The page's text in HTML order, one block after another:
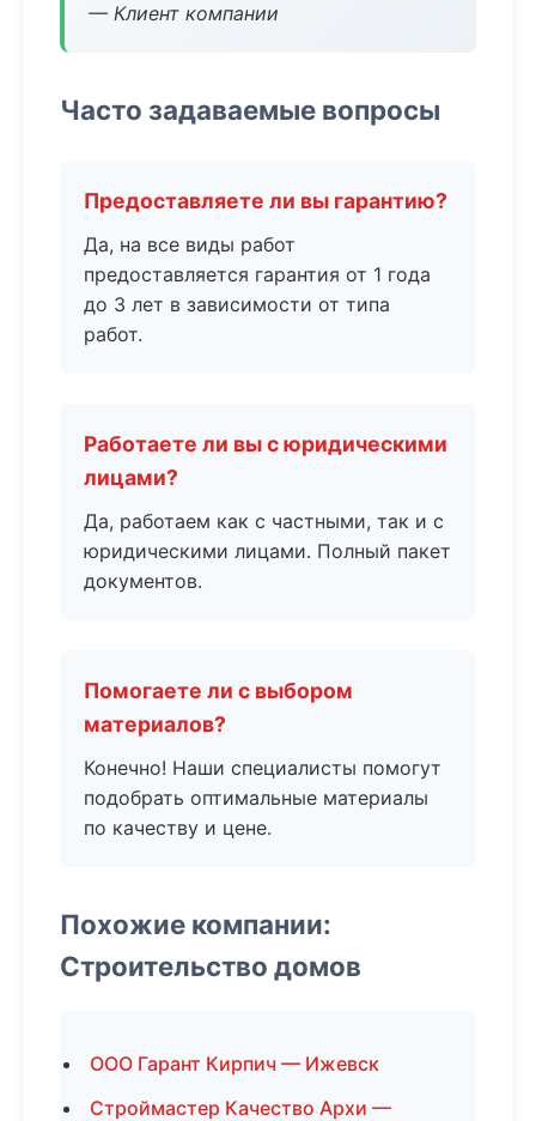
— Клиент компании
Часто задаваемые вопросы
Предоставляете ли вы гарантию?
Да, на все виды работ
предоставляется гарантия от 1 года
до 3 лет в зависимости от типа
работ.
Работаете ли вы с юридическими
лицами?
Да, работаем как с частными, так и с
юридическими лицами. Полный пакет
документов.
Помогаете ли с выбором
материалов?
Конечно! Наши специалисты помогут
подобрать оптимальные материалы
по качеству и цене.
Похожие компании:
Строительство домов
ООО Гарант Кирпич — Ижевск
Строймастер Качество Архи —